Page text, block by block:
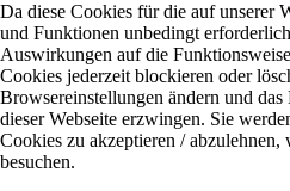
Da diese Cookies für die auf unserer
und Funktionen unbedingt
Auswirkungen auf die
Cookies jederzeit blockieren oder
Browsereinstellungen ändern und
dieser Webseite erzwingen. Sie
Cookies zu akzeptieren / abzulehnen,
besuchen.